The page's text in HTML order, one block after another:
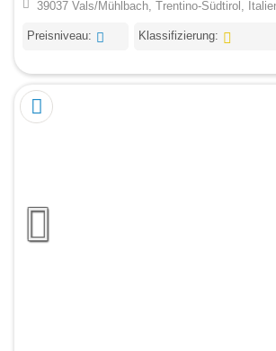
39037 Vals/Mühlbach, Trentino-Südtirol,
Preisniveau: Klassifizierung: